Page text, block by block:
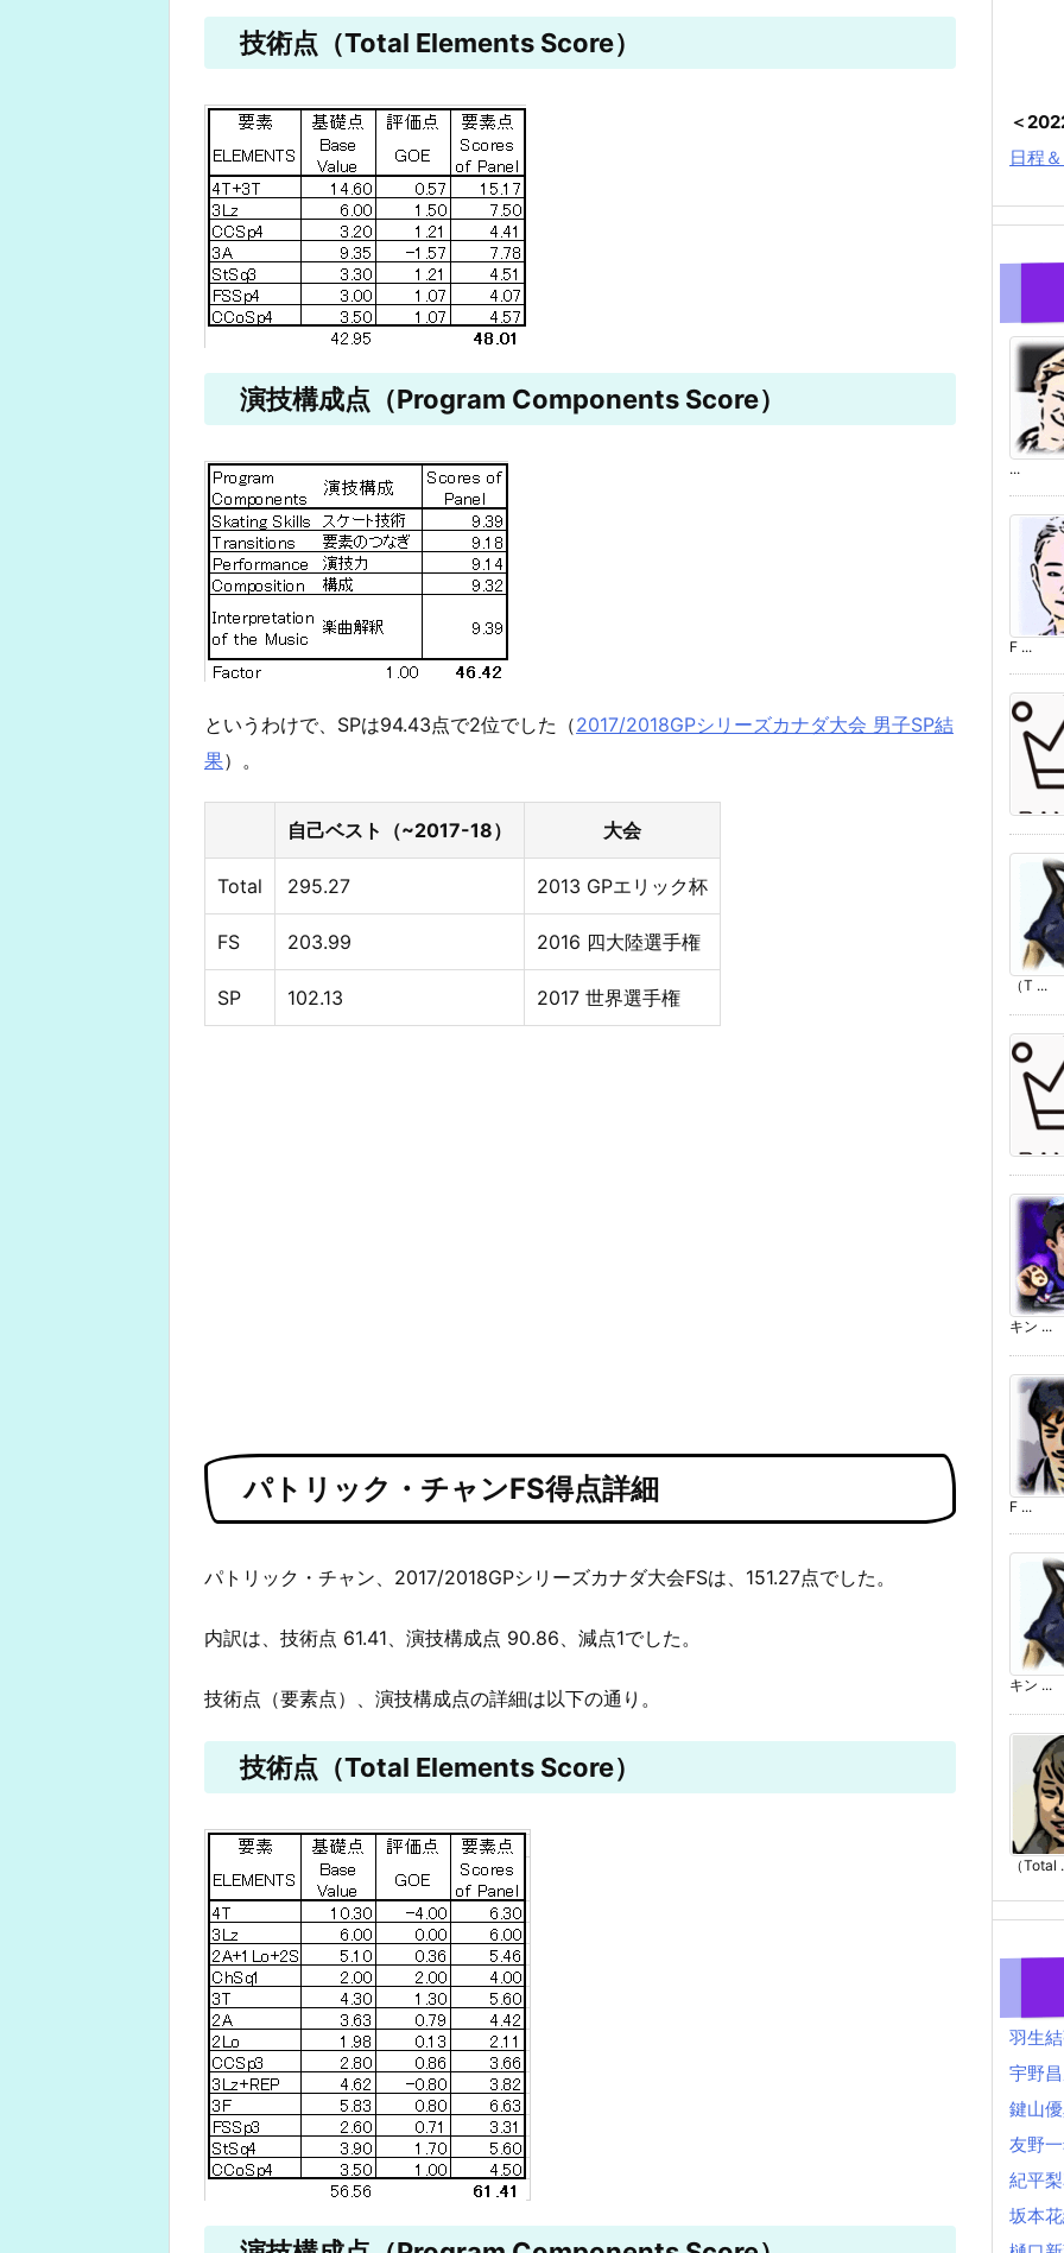
技術点（Total Elements Score）
演技構成点（Program Components Score）
というわけで、SPは94.43点で2位でした（2017/2018GPシリーズカナダ大会 男子SP結
果）。
自己ベスト（~2017-18） 大会
Total 295.27 2013 GPエリック杯
FS 203.99 2016 四大陸選手権
SP 102.13 2017 世界選手権
パトリック・チャンFS得点詳細
パトリック・チャン、2017/2018GPシリーズカナダ大会FSは、151.27点でした。
内訳は、技術点 61.41、演技構成点 90.86、減点1でした。
技術点（要素点）、演技構成点の詳細は以下の通り。
技術点（Total Elements Score）
＜
日程
...
F ...
（T ...
キン ...
F ...
キン ...
（Total
羽生
宇野
鍵山
友野
紀平
坂本